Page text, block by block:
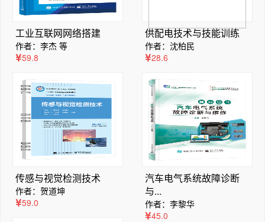
工业互联网网络搭建
作者：李杰 等
59.8
传感与视觉检测技术
作者：贺道坤
59.0
供配电技术与技能训练
作者：沈柏民
28.6
汽车电气系统故障诊断
与...
作者：李黎华
45.0